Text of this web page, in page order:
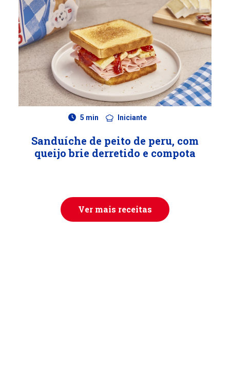
5 min Iniciante
Sanduíche de peito de peru, com
queijo brie derretido e compota
Ver mais receitas